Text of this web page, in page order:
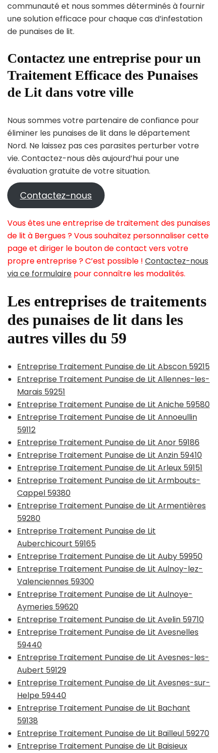
communauté et nous sommes déterminés à fournir
une solution efficace pour chaque cas d’infestation
de punaises de lit.
Contactez une entreprise pour un
Traitement Efficace des Punaises
de Lit dans votre ville
Nous sommes votre partenaire de confiance pour
éliminer les punaises de lit dans le département
Nord. Ne laissez pas ces parasites perturber votre
vie. Contactez-nous dès aujourd’hui pour une
évaluation gratuite de votre situation.
Contactez-nous
Vous êtes une entreprise de traitement des punaises
de lit à Bergues ? Vous souhaitez personnaliser cette
page et diriger le bouton de contact vers votre
propre entreprise ? C’est possible ! Contactez-nous
via ce formulaire pour connaître les modalités.
Les entreprises de traitements
des punaises de lit dans les
autres villes du 59
Entreprise Traitement Punaise de Lit Abscon 59215
Entreprise Traitement Punaise de Lit Allennes-les-
Marais 59251
Entreprise Traitement Punaise de Lit Aniche 59580
Entreprise Traitement Punaise de Lit Annoeullin
59112
Entreprise Traitement Punaise de Lit Anor 59186
Entreprise Traitement Punaise de Lit Anzin 59410
Entreprise Traitement Punaise de Lit Arleux 59151
Entreprise Traitement Punaise de Lit Armbouts-
Cappel 59380
Entreprise Traitement Punaise de Lit Armentières
59280
Entreprise Traitement Punaise de Lit
Auberchicourt 59165
Entreprise Traitement Punaise de Lit Auby 59950
Entreprise Traitement Punaise de Lit Aulnoy-lez-
Valenciennes 59300
Entreprise Traitement Punaise de Lit Aulnoye-
Aymeries 59620
Entreprise Traitement Punaise de Lit Avelin 59710
Entreprise Traitement Punaise de Lit Avesnelles
59440
Entreprise Traitement Punaise de Lit Avesnes-les-
Aubert 59129
Entreprise Traitement Punaise de Lit Avesnes-sur-
Helpe 59440
Entreprise Traitement Punaise de Lit Bachant
59138
Entreprise Traitement Punaise de Lit Bailleul 59270
Entreprise Traitement Punaise de Lit Baisieux